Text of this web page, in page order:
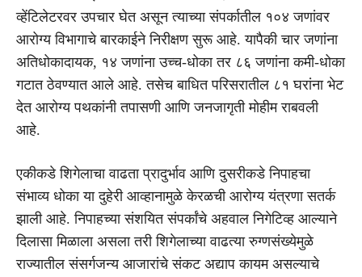
व्हेंटिलेटरवर उपचार घेत असून त्याच्या संपर्कातील १०४ जणांवर
आरोग्य विभागाचे बारकाईने निरीक्षण सुरू आहे. यापैकी चार जणांना
अतिधोकादायक, १४ जणांना उच्च-धोका तर ८६ जणांना कमी-धोका
गटात ठेवण्यात आले आहे. तसेच बाधित परिसरातील ८१ घरांना भेट
देत आरोग्य पथकांनी तपासणी आणि जनजागृती मोहीम राबवली
आहे.
एकीकडे शिगेलाचा वाढता प्रादुर्भाव आणि दुसरीकडे निपाहचा
संभाव्य धोका या दुहेरी आव्हानामुळे केरळची आरोग्य यंत्रणा सतर्क
झाली आहे. निपाहच्या संशयित संपर्कांचे अहवाल निगेटिव्ह आल्याने
दिलासा मिळाला असला तरी शिगेलाच्या वाढत्या रुग्णसंख्येमुळे
राज्यातील संसर्गजन्य आजारांचे संकट अद्याप कायम असल्याचे